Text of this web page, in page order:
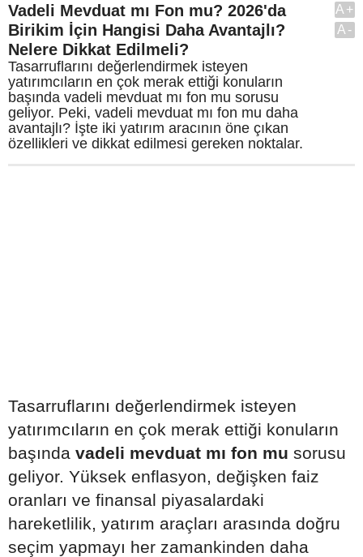
Vadeli Mevduat mı Fon mu? 2026'da
Birikim İçin Hangisi Daha Avantajlı?
Nelere Dikkat Edilmeli?
Tasarruflarını değerlendirmek isteyen
yatırımcıların en çok merak ettiği konuların
başında vadeli mevduat mı fon mu sorusu
geliyor. Peki, vadeli mevduat mı fon mu daha
avantajlı? İşte iki yatırım aracının öne çıkan
özellikleri ve dikkat edilmesi gereken noktalar.
A+
A-
Tasarruflarını değerlendirmek isteyen
yatırımcıların en çok merak ettiği konuların
başında vadeli mevduat mı fon mu sorusu
geliyor. Yüksek enflasyon, değişken faiz
oranları ve finansal piyasalardaki
hareketlilik, yatırım araçları arasında doğru
seçim yapmayı her zamankinden daha